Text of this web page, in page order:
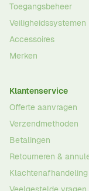
Toegangsbeheer
Veiligheidssystemen
Accessoires
Merken
Klantenservice
Offerte aanvragen
Verzendmethoden
Betalingen
Retourneren &
Klachtenafhandeling